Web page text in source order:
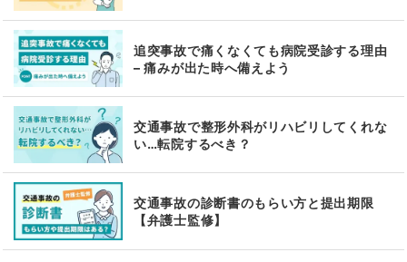
追突事故で痛くなくても病院受診する理由
– 痛みが出た時へ備えよう
交通事故で整形外科がリハビリしてくれな
い…転院するべき？
交通事故の診断書のもらい方と提出期限
【弁護士監修】